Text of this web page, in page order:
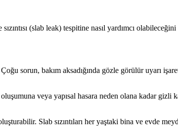
(slab leak) tespitine nasıl yardımcı olabileceğini
sorun, bakım aksadığında gözle görülür uyarı
veya yapısal hasara neden olana kadar gizli
Slab sızıntıları her yaştaki bina ve evde